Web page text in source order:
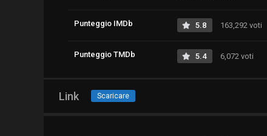
Punteggio IMDb 5.8 163,292 voti
Punteggio TMDb 5.4 6,072 voti
Link Scaricare